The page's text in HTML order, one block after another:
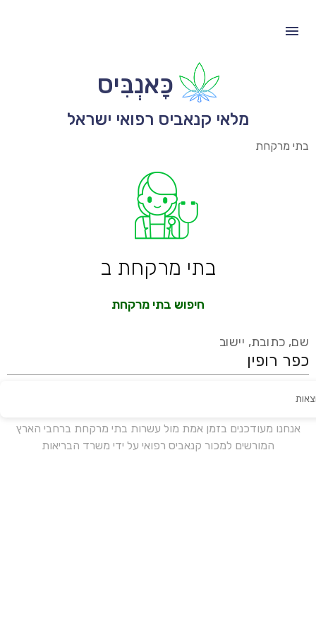
כָּאנְבִּיס
מלאי קנאביס רפואי ישראל
בתי מרקחת
בתי מרקחת ב
חיפוש בתי מרקחת
שם, כתובת, יישוב
אנחנו מעודכנים בזמן אמת מול עשרות בתי מרקחת ברחבי הארץ
המורשים למכור קנאביס רפואי על ידי משרד הבריאות